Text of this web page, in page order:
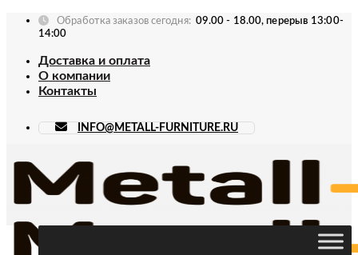
Skip
Обработка заказов сегодня: 09.00 - 18.00, перерыв 13:00-
14:00
Доставка и оплата
О компании
Контакты
INFO@METALL-FURNITURE.RU